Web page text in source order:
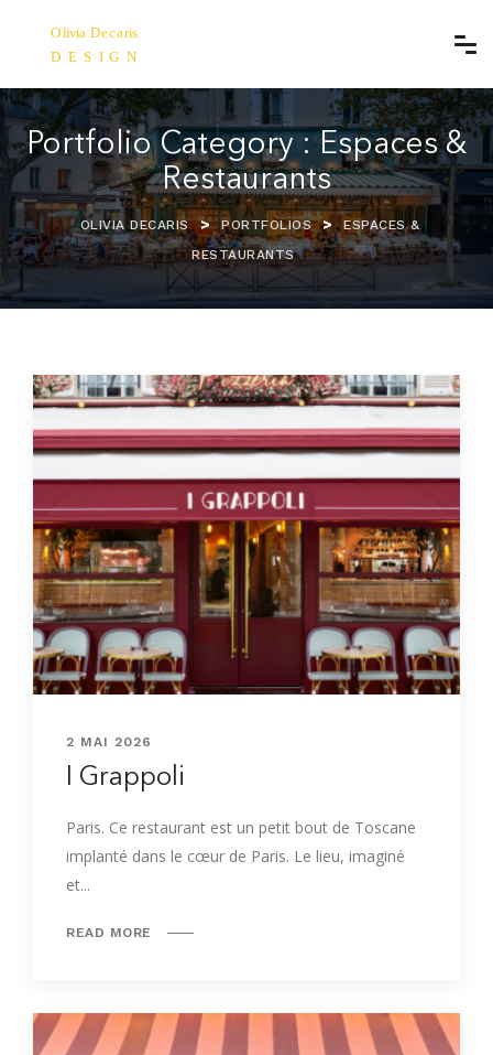
Portfolio Category :Espaces &
Restaurants
OLIVIA DECARIS > PORTFOLIOS > ESPACES &
RESTAURANTS
2 MAI 2026
I Grappoli
Paris. Ce restaurant est un petit bout de Toscane
implanté dans le cœur de Paris. Le lieu, imaginé
et...
READ MORE